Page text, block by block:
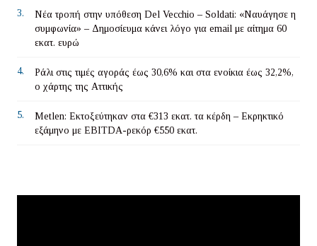
3.
Νέα τροπή στην υπόθεση Del Vecchio – Soldati: «Ναυάγησε η
συμφωνία» – Δημοσίευμα κάνει λόγο για email με αίτημα 60
εκατ. ευρώ
4.
Ράλι στις τιμές αγοράς έως 30,6% και στα ενοίκια έως 32,2%,
ο χάρτης της Αττικής
5.
Metlen: Εκτοξεύτηκαν στα €313 εκατ. τα κέρδη – Εκρηκτικό
εξάμηνο με EBITDA-ρεκόρ €550 εκατ.